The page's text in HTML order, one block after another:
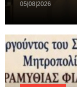
05|08|2026